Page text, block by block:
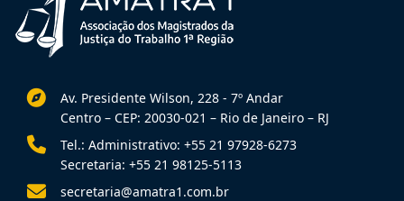
Av. Presidente Wilson, 228 - 7º Andar
Centro – CEP: 20030-021 – Rio de Janeiro – RJ
Tel.: Administrativo: +55 21 97928-6273
Secretaria: +55 21 98125-5113
secretaria@amatra1.com.br